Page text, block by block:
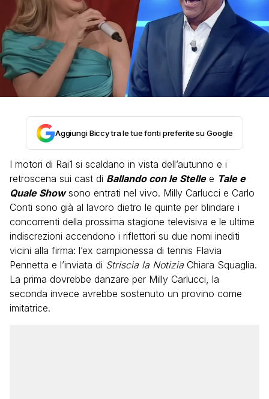
Aggiungi Biccy tra le tue fonti preferite su Google
I motori di Rai1 si scaldano in vista dell’autunno e i
retroscena sui cast di Ballando con le Stellee Tale e
Quale Showsono entrati nel vivo. Milly Carlucci e Carlo
Conti sono già al lavoro dietro le quinte per blindare i
concorrenti della prossima stagione televisiva e le ultime
indiscrezioni accendono i riflettori su due nomi inediti
vicini alla firma: l’ex campionessa di tennis Flavia
Pennetta e l’inviata di Striscia la Notizia Chiara Squaglia.
La prima dovrebbe danzare per Milly Carlucci, la
seconda invece avrebbe sostenuto un provino come
imitatrice.